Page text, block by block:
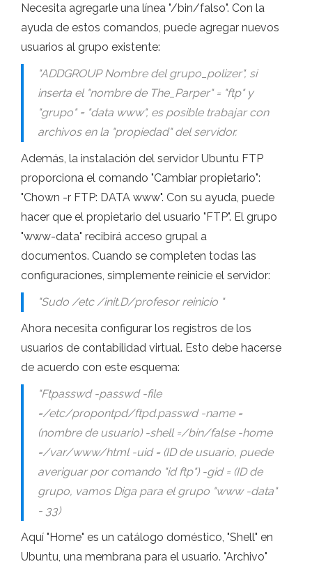
Necesita agregarle una línea "/bin/falso". Con la
ayuda de estos comandos, puede agregar nuevos
usuarios al grupo existente:
"ADDGROUP Nombre del grupo_polizer", si
inserta el "nombre de The_Parper" = "ftp" y
"grupo" = "data www", es posible trabajar con
archivos en la "propiedad" del servidor.
Además, la instalación del servidor Ubuntu FTP
proporciona el comando "Cambiar propietario":
"Chown -r FTP: DATA www". Con su ayuda, puede
hacer que el propietario del usuario "FTP". El grupo
"www-data" recibirá acceso grupal a
documentos. Cuando se completen todas las
configuraciones, simplemente reinicie el servidor:
"Sudo /etc /init.D/profesor reinicio "
Ahora necesita configurar los registros de los
usuarios de contabilidad virtual. Esto debe hacerse
de acuerdo con este esquema:
"Ftpasswd -passwd -file
=/etc/propontpd/ftpd.passwd -name =
(nombre de usuario) -shell =/bin/false -home
=/var/www/html -uid = (ID de usuario, puede
averiguar por comando "id ftp") -gid = (ID de
grupo, vamos Diga para el grupo "www -data"
- 33)
Aquí "Home" es un catálogo doméstico, "Shell" en
Ubuntu, una membrana para el usuario. "Archivo"